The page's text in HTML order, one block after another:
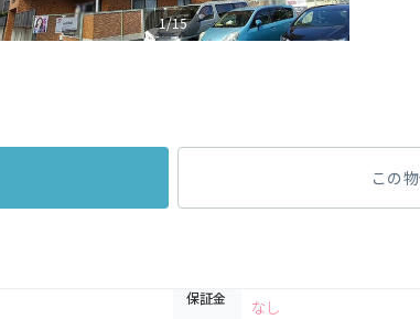
1/15
この
保証金 なし